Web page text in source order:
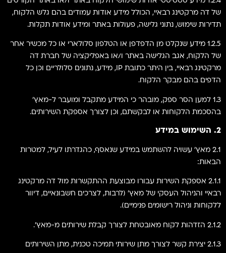
של דה מרקטינג רבאיי, הכולל מידע אודות עמודים בהם גלש הלקוח,
תדירות שימוש, נתוני גלישה, פעולות באתר ומידע אודות תקלות.
1.2.5 מידע שנקלט מן הדפדפן או הטלפון סלולארי או כל מכשיר אחר
של הלקוח, אגב הגלישה באתר ו/או באפליקציה של חברת דה
מרקטינג רבאיי, בין היתר כתובת IP, מידע, נתונים סלולריים וכן כל
הדפים בהם מבקר הלקוח.
1.3 למען הסר ספק, מובהר כי המידע מתקבל ומועבר ל-מאץ'
בהסכמת הלקוחות או לבקשתם, וכן לצורך אספקת השירותים.
2. השימוש במידע
2.1 מאץ' עשויה להשתמש במידע שנאסף, כהגדרתו לעיל, למטרות
הבאות:
2.1.1 אספקת השירות עבורו מבוצעת ההתקשרות מול דה מרקטינג
רבאיי והניהול העסקי של מאץ' (לרבות, לצרכים חשבונאיים, דיוור
ללקוחות וניהול רישומים פנימיים).
2.1.2 הזדהות לקוח מאובטחת לצורך קבלת שירותים מ-מאץ'.
2.1.3 יצירת קשר לצורך מתן שירותי תמיכה טכנית, מתן השירותים